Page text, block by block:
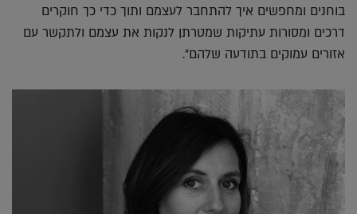
בוחנים ומחפשים איך להתחבר לעצמם ותוך כדי כך חוקרים
דרכים ומסורות עתיקות שמטרתן לנקות את עצמם ולתקשר עם
אזורים עמוקים בתודעה שלהם".